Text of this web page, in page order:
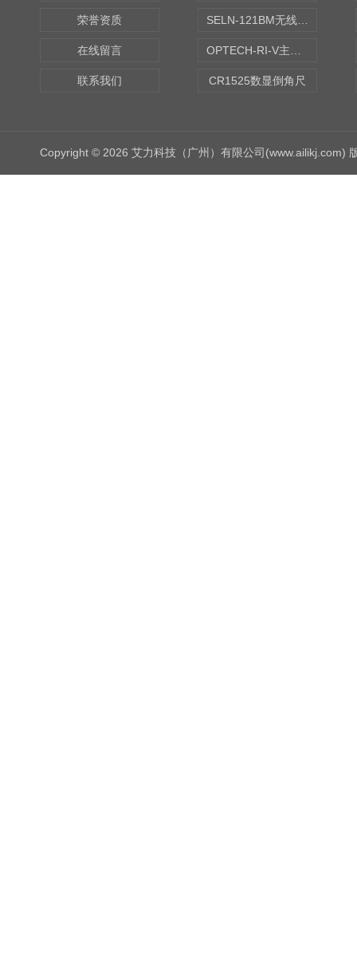
荣誉资质
在线留言
联系我们 CR1525数显倒角尺
Copyright © 2026 艾力科技（广州）有限公司(www.ailikj.com)